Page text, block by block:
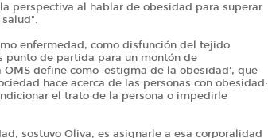
perspectiva al hablar de obesidad para superar
enfermedad, como disfunción del tejido
punto de partida para un montón de
define como 'estigma de la obesidad', que
hace acerca de las personas con obesidad:
el trato de la persona o impedirle
sostuvo Oliva, es asignarle a esa corporalidad